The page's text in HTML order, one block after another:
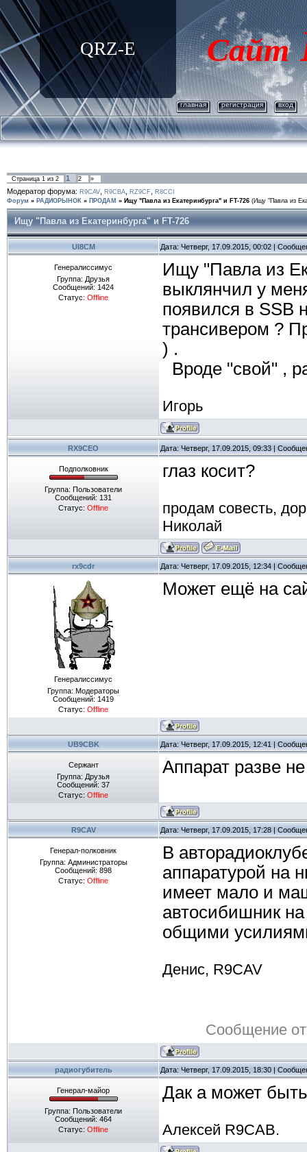
QRZ-E Сайт
главная регистрация вход
Страница 1 из 2 1 2 »
Модератор форума: R9CAV R9CBA RZ9CF
R8CCI
Форум » РАДИОРЫНОК » ПРОДАМ » Ищу "Павла из Екатеринбурга" и FT-726 (Ищу "Павла из
Ищу "Павла из Екатеринбурга" и FT-726
UI8CM Дата: Четверг, 17.09.2015, 00:02 |
Генералиссимус
Группа: Друзья
Сообщений: 1424
Статус: Offline
Ищу "Павла из
выклянчил у
появился в SSB
трансивером ?
) .
Вроде "свой" ,
Игорь
RX9CEO Дата: Четверг, 17.09.2015, 09:33 |
Подполковник
Группа: Пользователи
Сообщений: 131
Статус: Offline
глаз косит?
продам совесть,
Николай
rx9cdr Дата: Четверг, 17.09.2015, 12:34 |
Генералиссимус
Группа: Модераторы
Сообщений: 1419
Статус: Offline
Может ещё на
UB9CBK Дата: Четверг, 17.09.2015, 12:41 |
Сержант
Группа: Друзья
Сообщений: 37
Статус: Offline
Аппарат разве
R9CAV Дата: Четверг, 17.09.2015, 17:28 |
Генерал-полковник
Группа: Администраторы
Сообщений: 898
Статус: Offline
В
аппаратурой на
имеет мало и
автосибишник
общими
Денис, R9CAV
Сообщение
радиогубитель Дата: Четверг, 17.09.2015, 18:30 |
Генерал-майор
Группа: Пользователи
Сообщений: 464
Статус: Offline
Дак а может
Алексей R9CAB.